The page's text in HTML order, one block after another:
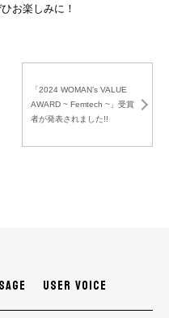
お楽しみに！
「2024 WOMAN’s VALUE
AWARD ~ Femtech ~」受賞
者が発表されました!!
USER VOICE